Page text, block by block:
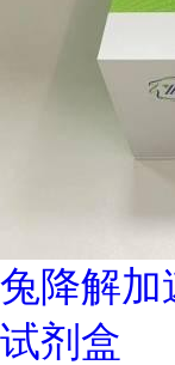
兔降解加
试剂盒